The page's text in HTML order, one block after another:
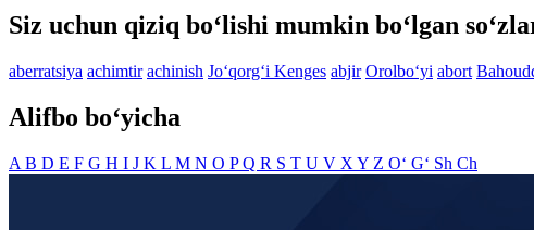
Siz uchun qiziq bo‘lishi mumkin bo‘lgan
aberratsiya achimtir achinish Jo‘qorg‘i Kenges abjir Orolbo‘yi abort
Alifbo bo‘yicha
A B D E F G H I J K L M N O PQ R S T U V X Y Z O‘ G‘ Sh Ch